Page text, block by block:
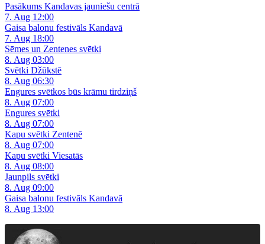
Pasākums Kandavas jauniešu centrā
7. Aug 12:00
Gaisa balonu festivāls Kandavā
7. Aug 18:00
Sēmes un Zentenes svētki
8. Aug 03:00
Svētki Džūkstē
8. Aug 06:30
Engures svētkos būs krāmu tirdziņš
8. Aug 07:00
Engures svētki
8. Aug 07:00
Kapu svētki Zentenē
8. Aug 07:00
Kapu svētki Viesatās
8. Aug 08:00
Jaunpils svētki
8. Aug 09:00
Gaisa balonu festivāls Kandavā
8. Aug 13:00